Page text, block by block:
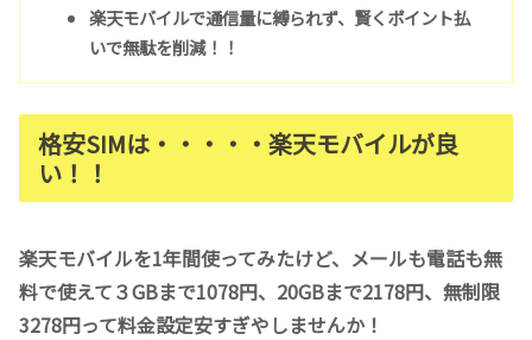
楽天モバイルで通信量に縛られず、賢くポイント払
いで無駄を削減！！
格安SIMは・・・・・楽天モバイルが良
い！！
楽天モバイルを1年間使ってみたけど、メールも電話も無
料で使えて３GBまで1078円、20GBまで2178円、無制限
3278円って料金設定安すぎやしませんか！